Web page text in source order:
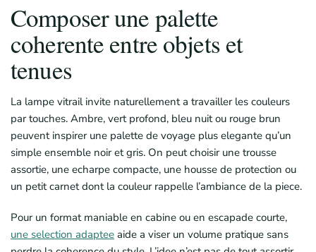
Composer une palette
coherente entre objets et
tenues
La lampe vitrail invite naturellement a travailler les couleurs
par touches. Ambre, vert profond, bleu nuit ou rouge brun
peuvent inspirer une palette de voyage plus elegante qu’un
simple ensemble noir et gris. On peut choisir une trousse
assortie, une echarpe compacte, une housse de protection ou
un petit carnet dont la couleur rappelle l’ambiance de la piece.
Pour un format maniable en cabine ou en escapade courte,
une selection adaptee aide a viser un volume pratique sans